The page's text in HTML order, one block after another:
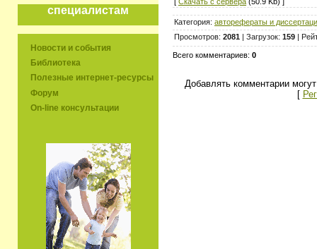
специалистам
Новости и события
Библиотека
Полезные интернет-ресурсы
Форум
On-line консультации
Категория: авторефераты и
Просмотров: 2081 | Загрузок: 159 |
Всего комментариев: 0
Добавлять комментарии
[